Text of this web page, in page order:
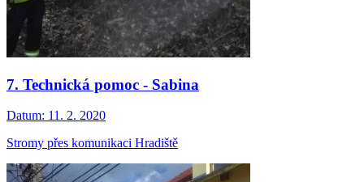
7. Technická pomoc - Sabina
Datum: 11. 2. 2020
Stromy přes komunikaci Hradiště